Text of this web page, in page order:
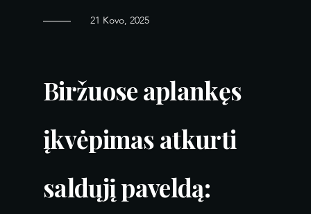
21 Kovo, 2025
Biržuose aplankęs
įkvėpimas atkurti
saldųjį paveldą: